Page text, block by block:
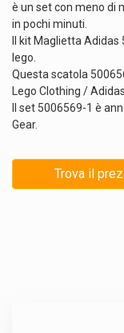
è un set con meno di
in pochi minuti.
Il kit Maglietta
lego.
Questa scatola
Lego Clothing /
Il set 5006569-1 è
Gear.
Trova il